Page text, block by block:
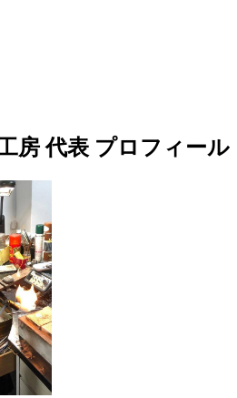
房 代表 プロフィール